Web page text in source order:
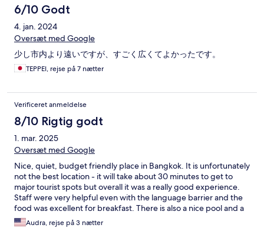
6/10 Godt
4. jan. 2024
Oversæt med Google
少し市内より遠いですが、すごく広くてよかったです。
TEPPEI, rejse på 7 nætter
Verificeret anmeldelse
8/10 Rigtig godt
1. mar. 2025
Oversæt med Google
Nice, quiet, budget friendly place in Bangkok. It is unfortunately
not the best location - it will take about 30 minutes to get to
major tourist spots but overall it was a really good experience.
Staff were very helpful even with the language barrier and the
food was excellent for breakfast. There is also a nice pool and a
little gym.
Audra, rejse på 3 nætter